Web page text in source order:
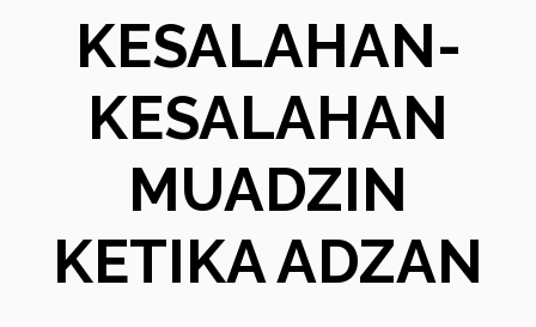
KESALAHAN-
KESALAHAN
MUADZIN
KETIKA ADZAN